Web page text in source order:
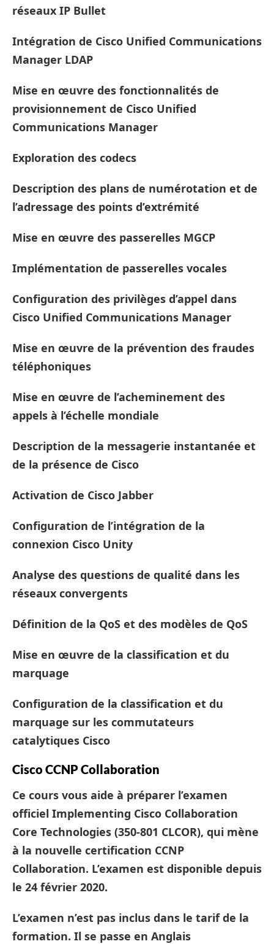
réseaux IP Bullet
Intégration de Cisco Unified Communications
Manager LDAP
Mise en œuvre des fonctionnalités de
provisionnement de Cisco Unified
Communications Manager
Exploration des codecs
Description des plans de numérotation et de
l’adressage des points d’extrémité
Mise en œuvre des passerelles MGCP
Implémentation de passerelles vocales
Configuration des privilèges d’appel dans
Cisco Unified Communications Manager
Mise en œuvre de la prévention des fraudes
téléphoniques
Mise en œuvre de l’acheminement des
appels à l’échelle mondiale
Description de la messagerie instantanée et
de la présence de Cisco
Activation de Cisco Jabber
Configuration de l’intégration de la
connexion Cisco Unity
Analyse des questions de qualité dans les
réseaux convergents
Définition de la QoS et des modèles de QoS
Mise en œuvre de la classification et du
marquage
Configuration de la classification et du
marquage sur les commutateurs
catalytiques Cisco
Cisco CCNP Collaboration
Ce cours vous aide à préparer l’examen
officiel Implementing Cisco Collaboration
Core Technologies (350-801 CLCOR), qui mène
à la nouvelle certification CCNP
Collaboration. L’examen est disponible depuis
le 24 février 2020.
L’examen n’est pas inclus dans le tarif de la
formation. Il se passe en Anglais